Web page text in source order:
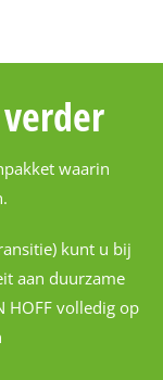
verder
waarin
kunt u bij
aan duurzame
HOFF volledig op